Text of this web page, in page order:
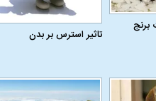
برنج
تاثیر استرس بر بدن